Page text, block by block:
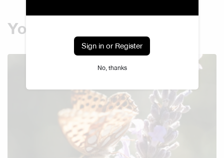
You might also like
Sign in or Register
No, thanks